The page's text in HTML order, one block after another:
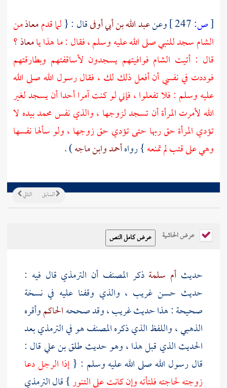
[ص: وعنعبد الله بن أبي أوفىقال : {لما قدممعاذمن
الشامسجد للنبي صلى الله عليه وسلم ، فقال : ما هذا يامعاذ؟
قال : أتيت الشام فوافيتهم يسجدون لأساقفتهم وبطارقتهم
فوددت في نفسي أن أفعل ذلك لك ، فقال رسول الله صلى الله
عليه وسلم : فلا تفعلوا ، فإني لو كنت آمرا أحدا أن يسجد لغير
الله لأمرت المرأة أن تسجد لزوجها ، والذي نفسمحمدبيده لا
تؤدي المرأة حق ربها حتى تؤدي حق زوجها ، ولو سألها نفسها
وهي على قتب لم تمنعه} رواهأحمدوابن ماجه) .
التالي السابق
عرض الحاشية
حديث أم سلمةذكر المصنف أن الترمذي قال فيه :
حديث حسن غريب ، والذي وقفنا عليه في نسخة
صحيحة : هذا حديث غريب ، وقد صححهالحاكموأقره
الذهبي، واللفظ الذي ذكره المصنف هو فيالترمذيبعد
الحديث الذي قبل هذا ، وهو حديثطلق بن عليقال :
قال رسول الله صلى الله عليه وسلم : {إذا الرجل دعا
زوجته لحاجته فلتأته وإن كانت على التنور} قالالترمذي